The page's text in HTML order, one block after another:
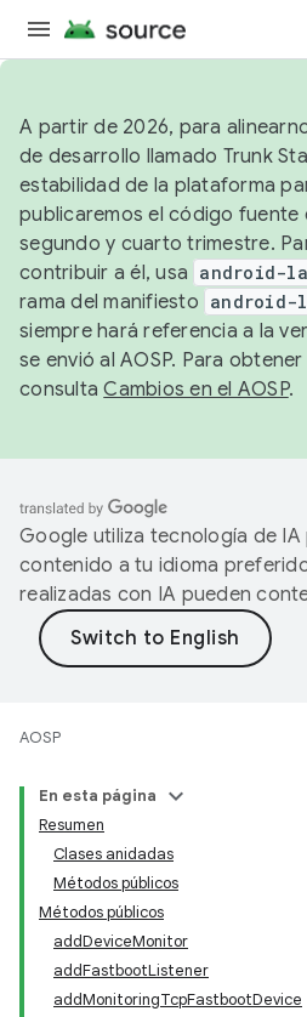
A partir de 2026, para
de desarrollo llamado Trunk
estabilidad de la plataforma
publicaremos el código fuente
segundo y cuarto trimestre.
contribuir a él, usa android-
rama del manifiesto android-
siempre hará referencia a la
se envió al AOSP. Para
consultaCambios en el AOSP.
Google utiliza tecnología de
contenido a tu idioma
realizadas con IA pueden
AOSP
En esta página
Resumen
Clases anidadas
Métodos públicos
Métodos públicos
addDeviceMonitor
addFastbootListener
addMonitoringTcpFastbootDevice